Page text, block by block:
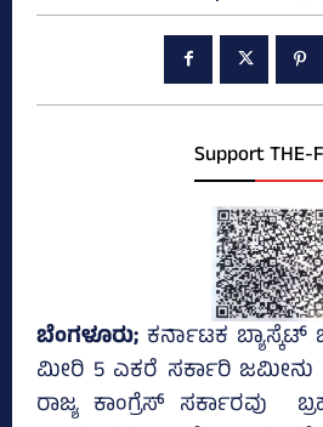
Support THE-
ಬೆಂಗಳೂರು; ಕರ್ನಾಟಕ
ಮೀರಿ 5 ಎಕರೆ ಸರ್ಕಾರಿ
ರಾಜ್ಯ ಕಾಂಗ್ರೆಸ್‌ ಸರ್ಕಾರವು